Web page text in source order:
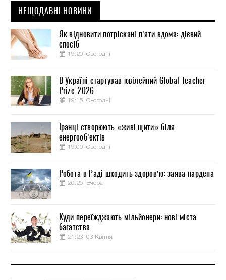
НЕЩОДАВНІ НОВИНИ
Як відновити потріскані п’яти вдома: дієвий
спосіб
19:20, Сьогодні
В Україні стартував ювілейний Global Teacher
Prize-2026
19:15, Сьогодні
Іранці створюють «живі щити» біля
енергооб’єктів
19:00, Сьогодні
Робота в Раді шкодить здоров’ю: заява нардепа
20:25, Вчора
Куди переїжджають мільйонери: нові міста
багатства
21:23, 03 Квітня